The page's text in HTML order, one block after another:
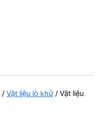
/ Vật liệu lò khử/ Vật liệu